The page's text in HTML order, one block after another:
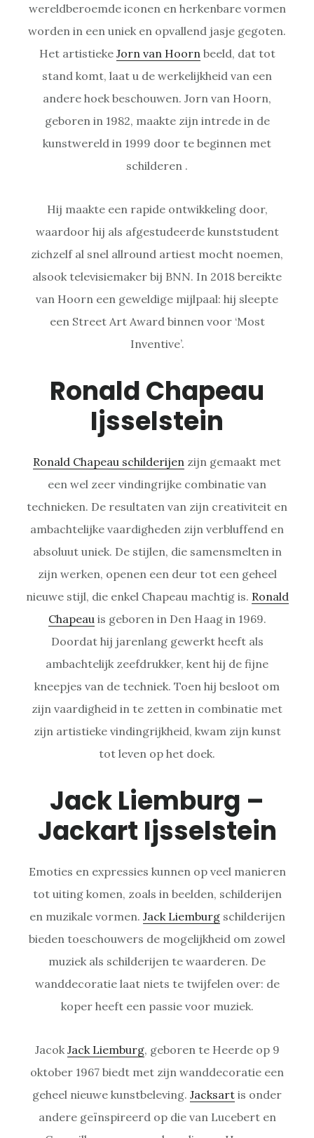
wereldberoemde iconen en herkenbare vormen
worden in een uniek en opvallend jasje gegoten.
Het artistieke Jorn van Hoorn beeld, dat tot
stand komt, laat u de werkelijkheid van een
andere hoek beschouwen. Jorn van Hoorn,
geboren in 1982, maakte zijn intrede in de
kunstwereld in 1999 door te beginnen met
schilderen .
Hij maakte een rapide ontwikkeling door,
waardoor hij als afgestudeerde kunststudent
zichzelf al snel allround artiest mocht noemen,
alsook televisiemaker bij BNN. In 2018 bereikte
van Hoorn een geweldige mijlpaal: hij sleepte
een Street Art Award binnen voor ‘Most
Inventive’.
Ronald Chapeau
Ijsselstein
Ronald Chapeau schilderijen zijn gemaakt met
een wel zeer vindingrijke combinatie van
technieken. De resultaten van zijn creativiteit en
ambachtelijke vaardigheden zijn verbluffend en
absoluut uniek. De stijlen, die samensmelten in
zijn werken, openen een deur tot een geheel
nieuwe stijl, die enkel Chapeau machtig is. Ronald
Chapeau is geboren in Den Haag in 1969.
Doordat hij jarenlang gewerkt heeft als
ambachtelijk zeefdrukker, kent hij de fijne
kneepjes van de techniek. Toen hij besloot om
zijn vaardigheid in te zetten in combinatie met
zijn artistieke vindingrijkheid, kwam zijn kunst
tot leven op het doek.
Jack Liemburg –
Jackart Ijsselstein
Emoties en expressies kunnen op veel manieren
tot uiting komen, zoals in beelden, schilderijen
en muzikale vormen. Jack Liemburgschilderijen
bieden toeschouwers de mogelijkheid om zowel
muziek als schilderijen te waarderen. De
wanddecoratie laat niets te twijfelen over: de
koper heeft een passie voor muziek.
Jacok Jack Liemburg, geboren te Heerde op 9
oktober 1967 biedt met zijn wanddecoratie een
geheel nieuwe kunstbeleving. Jacksart is onder
andere geïnspireerd op die van Lucebert en